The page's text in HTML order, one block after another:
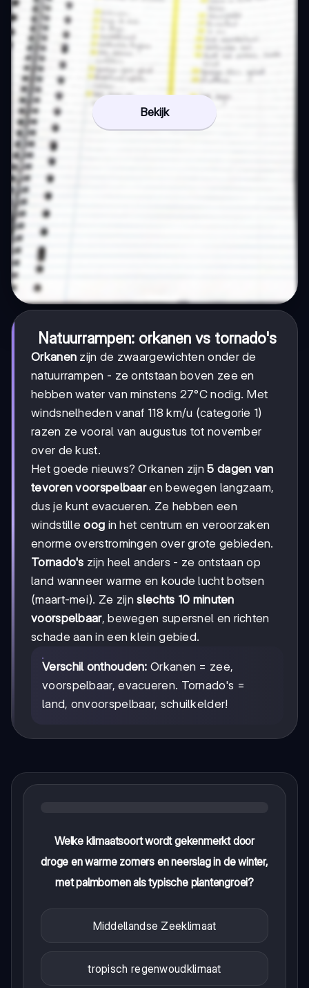
Bekijk
Natuurrampen: orkanen vs tornado's
Orkanen zijn de zwaargewichten onder de
natuurrampen - ze ontstaan boven zee en
hebben water van minstens 27°C nodig. Met
windsnelheden vanaf 118 km/u (categorie 1)
razen ze vooral van augustus tot november
over de kust.
Het goede nieuws? Orkanen zijn5 dagen van
tevoren voorspelbaaren bewegen langzaam,
dus je kunt evacueren. Ze hebben een
windstilleoog in het centrum en veroorzaken
enorme overstromingen over grote gebieden.
Tornado's zijn heel anders - ze ontstaan op
land wanneer warme en koude lucht botsen
(maart-mei). Ze zijnslechts 10 minuten
voorspelbaar, bewegen supersnel en richten
schade aan in een klein gebied.
Verschil onthouden: Orkanen = zee,
voorspelbaar, evacueren. Tornado's =
land, onvoorspelbaar, schuilkelder!
Welke klimaatsoort wordt gekenmerkt door
droge en warme zomers en neerslag in de winter,
met palmbomen als typische plantengroei?
Middellandse Zeeklimaat
tropisch regenwoudklimaat